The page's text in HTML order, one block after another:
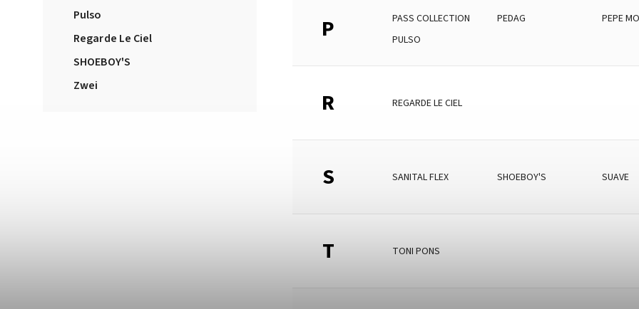
Pulso
Regarde Le Ciel
SHOEBOY'S
Zwei
P PASS COLLECTION PEDAG
PEPE
PULSO
R REGARDE LE CIEL
S SANITAL FLEX SHOEBOY'S SUAVE
T TONI PONS